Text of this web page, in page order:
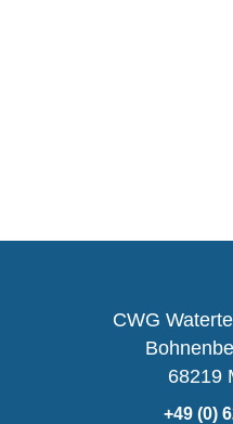
CWG
68219
+49 (0)